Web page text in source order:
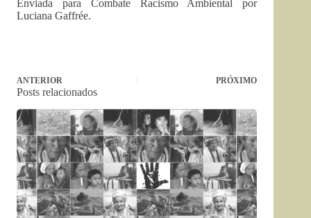
Enviada para Combate Racismo Ambiental por
Luciana Gaffrée.
ANTERIOR PRÓXIMO
Posts relacionados